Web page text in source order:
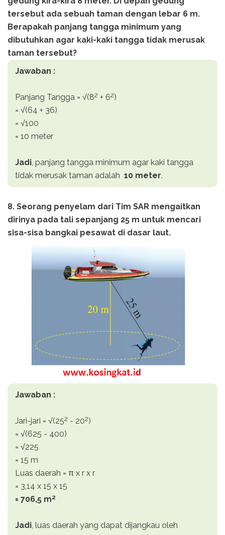
tersebut ada sebuah taman dengan lebar 6 m.
Berapakah panjang tangga minimum yang
dibutuhkan agar kaki-kaki tangga tidak merusak
taman tersebut?
Jawaban :
Panjang Tangga = √(82 + 62)
= √(64 + 36)
= √100
= 10 meter
Jadi, panjang tangga minimum agar kaki tangga
tidak merusak taman adalah 10 meter.
8. Seorang penyelam dari Tim SAR mengaitkan
dirinya pada tali sepanjang 25 m untuk mencari
sisa-sisa bangkai pesawat di dasar laut.
Jawaban :
Jari-jari = √(252 - 202)
= √(625 - 400)
= √225
= 15 m
Luas daerah = π x r x r
= 3,14 x 15 x 15
= 706,5 m2
Jadi, luas daerah yang dapat dijangkau oleh